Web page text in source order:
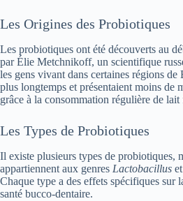
Les Origines des Probiotiques
Les probiotiques ont été découverts au
par Élie Metchnikoff, un scientifique
les gens vivant dans certaines régions
plus longtemps et présentaient moins de
grâce à la consommation régulière de lait
Les Types de Probiotiques
Il existe plusieurs types de probiotiques,
appartiennent aux genres Lactobacillus et
Chaque type a des effets spécifiques sur
santé bucco-dentaire.